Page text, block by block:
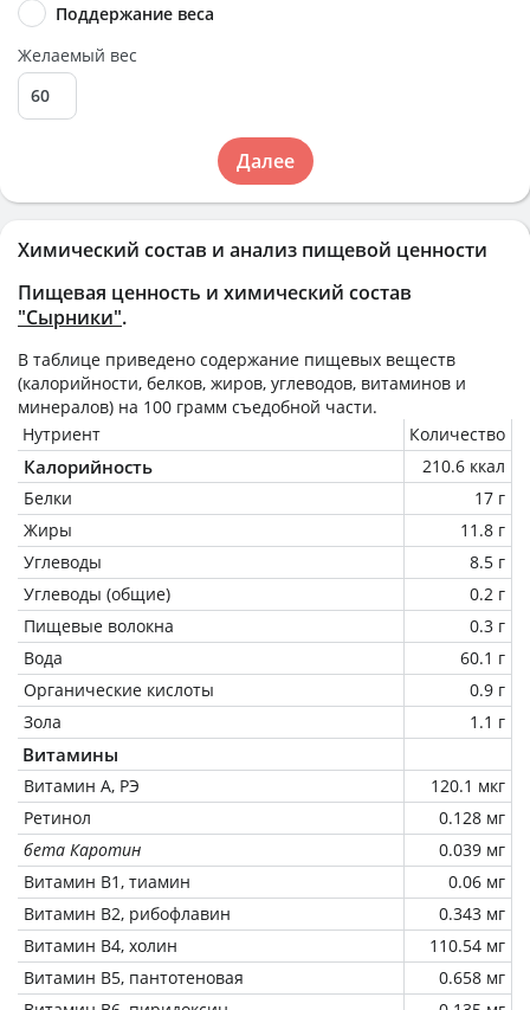
Химический состав и анализ пищевой ценности
Пищевая ценность и химический состав
"Сырники".
В таблице приведено содержание пищевых веществ
(калорийности, белков, жиров, углеводов, витаминов и
минералов) на 100 грамм съедобной части.
Нутриент
Количество
Калорийность
210.6 ккал
Белки
17 г
Жиры
11.8 г
Углеводы
8.5 г
Углеводы (общие)
0.2 г
Пищевые волокна
0.3 г
Вода
60.1 г
Органические кислоты
0.9 г
Зола
1.1 г
Витамины
Витамин А, РЭ
120.1 мкг
Ретинол
0.128 мг
бета Каротин
0.039 мг
Витамин В1, тиамин
0.06 мг
Витамин В2, рибофлавин
0.343 мг
Витамин В4, холин
110.54 мг
Витамин В5, пантотеновая
0.658 мг
Поддержание веса
Желаемый вес
Далее